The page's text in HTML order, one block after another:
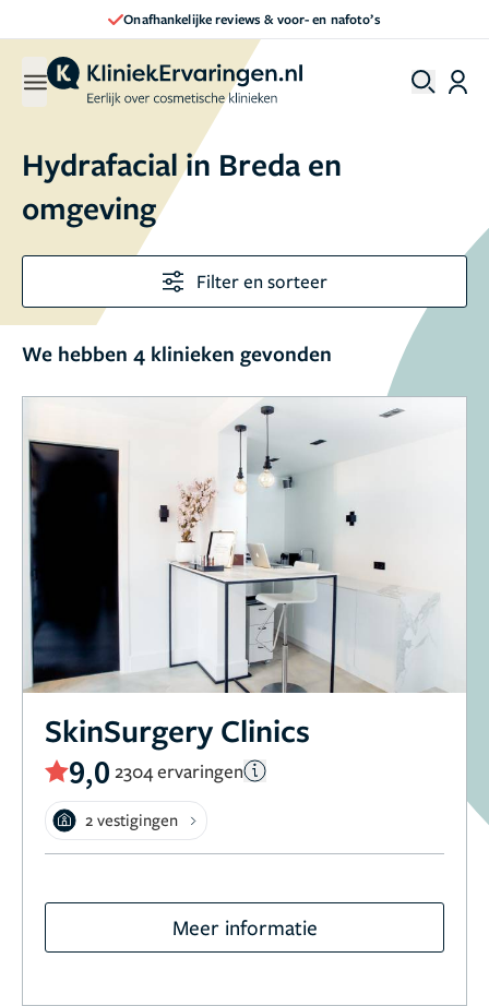
Onafhankelijke reviews & voor- en nafoto’s
Hydrafacial in Breda en
omgeving
Filter en sorteer
We hebben 4 klinieken gevonden
SkinSurgery Clinics
9,0 2304 ervaringen
2 vestigingen
Meer informatie